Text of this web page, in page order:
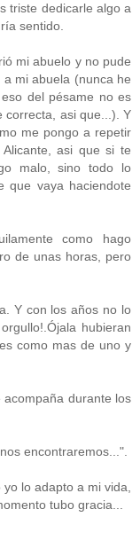
triste dedicarle algo a
sentido.
mi abuelo y no pude
mi abuela (nunca he
del pésame no es
correcta, asi que...). Y
me pongo a repetir
asi que si te
malo, sino todo lo
que vaya haciendote
como hago
de unas horas, pero
Y con los años no lo
hubieran
como mas de uno y
durante los
encontraremos...".
lo adapto a mi vida,
tubo gracia...